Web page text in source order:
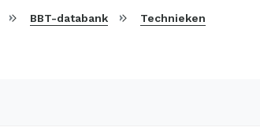
BBT-databank Technieken